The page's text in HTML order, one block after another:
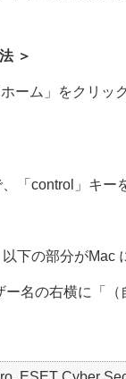
＞
ーム」をクリッ
「control」キ
以下の部分が
名の右横に「（